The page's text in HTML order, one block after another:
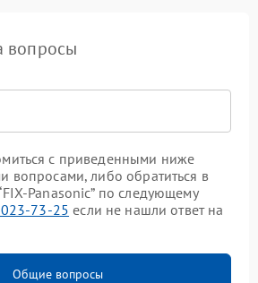
вопросы
с приведенными ниже
вопросами, либо обратиться в
Panasonic” по следующему
73-25 если не нашли ответ на
Общие вопросы